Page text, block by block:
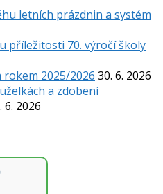
letních prázdnin a systém
příležitosti 70. výročí školy
2025/2026 30. 6. 2026
a zdobení
6. 2026